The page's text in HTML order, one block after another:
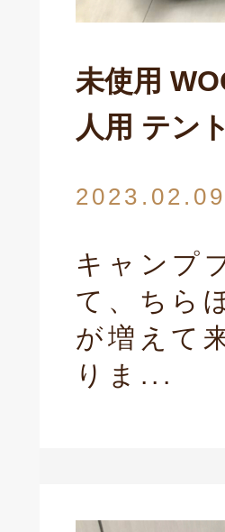
未使用
人用 テン
2023.02.09
キャンプ
て、ちら
が増えて
りま...
ドキ 磐田店
生活館 豊橋東脇